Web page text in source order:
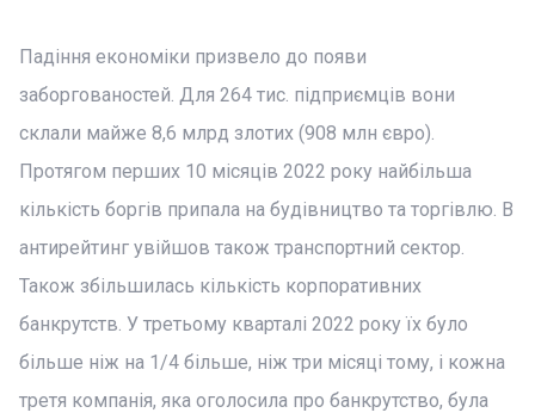
Падіння економіки призвело до появи
заборгованостей. Для 264 тис. підприємців вони
склали майже 8,6 млрд злотих (908 млн євро).
Протягом перших 10 місяців 2022 року найбільша
кількість боргів припала на будівництво та торгівлю. В
антирейтинг увійшов також транспортний сектор.
Також збільшилась кількість корпоративних
банкрутств. У третьому кварталі 2022 року їх було
більше ніж на 1/4 більше, ніж три місяці тому, і кожна
третя компанія, яка оголосила про банкрутство, була